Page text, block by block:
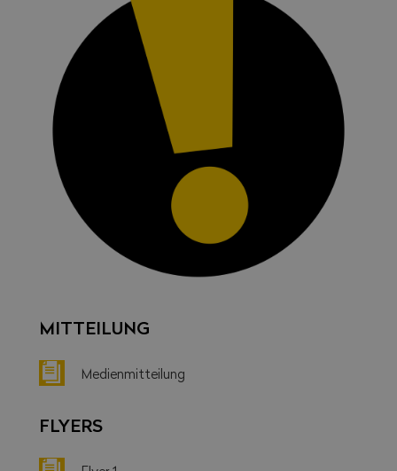
MITTEILUNG
Medienmitteilung
FLYERS